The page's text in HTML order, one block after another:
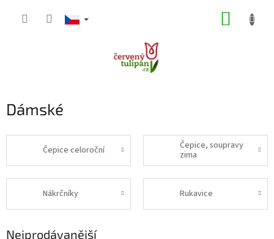
Dámské
Čepice celoroční
Čepice, soupravy
zima
Nákrčníky Rukavice
Nejprodávanější